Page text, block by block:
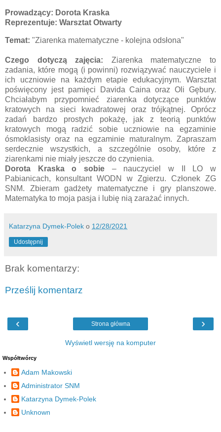
Prowadzący: Dorota Kraska
Reprezentuje: Warsztat Otwarty
Temat: "Ziarenka matematyczne - kolejna odsłona"
Czego dotyczą zajęcia: Ziarenka matematyczne to
zadania, które mogą (i powinni) rozwiązywać nauczyciele i
ich uczniowie na każdym etapie edukacyjnym. Warsztat
poświęcony jest pamięci Davida Caina oraz Oli Gębury.
Chciałabym przypomnieć ziarenka dotyczące punktów
kratowych na sieci kwadratowej oraz trójkątnej. Oprócz
zadań bardzo prostych pokażę, jak z teorią punktów
kratowych mogą radzić sobie uczniowie na egzaminie
ósmoklasisty oraz na egzaminie maturalnym. Zapraszam
serdecznie wszystkich, a szczególnie osoby, które z
ziarenkami nie miały jeszcze do czynienia.
Dorota Kraska o sobie – nauczyciel w II LO w
Pabianicach, konsultant WODN w Zgierzu. Członek ZG
SNM. Zbieram gadżety matematyczne i gry planszowe.
Matematyka to moja pasja i lubię nią zarażać innych.
Katarzyna Dymek-Polek o 12/28/2021
Udostępnij
Brak komentarzy:
Prześlij komentarz
‹ ›
Strona główna
Wyświetl wersję na komputer
Współtwórcy
Adam Makowski
Administrator SNM
Katarzyna Dymek-Polek
Unknown